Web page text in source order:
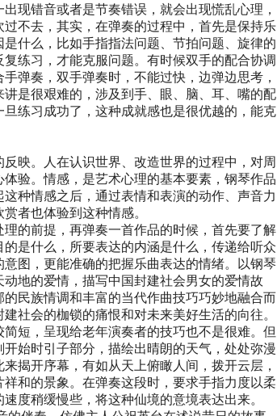
现错音或者是节奏错误，就会出现慌乱心理，
不去，其实，在弹奏的过程中，首先是保持乐
什么，比如手指指法问题、节拍问题、旋律的
练习，才能克服问题。有时候双手的配合协调
弹奏，双手弹奏时，不能过快，边弹边思考，
是很艰难的，涉及到手、眼、脑、耳、嘴的配
练习成功了，这种成就感也是很优越的，能克
映。人在认识世界、改造世界的过程中，对周
验。情感，是艺术心理的基本要素，钢琴作品
种情感之后，通过表情和表演的动作、声音力
者也体验到这种情感。
的前提，再弹奏一首作品的时候，首先要了解
是什么，所要表达的内涵是什么，传递给听众
图，更能准确的把握乐曲表达的情绪。以钢琴
地的爱情，描写中国封建社会男女的爱情故
民族情调和丰富的当代作曲技巧巧妙地融合而
社会的枷锁的痛恨和对未来美好生活的向往。
短，呈现给老年演奏者的技巧也不是很难。但
始时引子部分，描绘出晴朗的天气，处处弥漫
揭开序幕，有如从天上俯瞰人间，拨开云层，
和的景象。在弹奏这段时，要求手指力度以柔
度稍缓慢些，将这种仙境的意境表达出来。